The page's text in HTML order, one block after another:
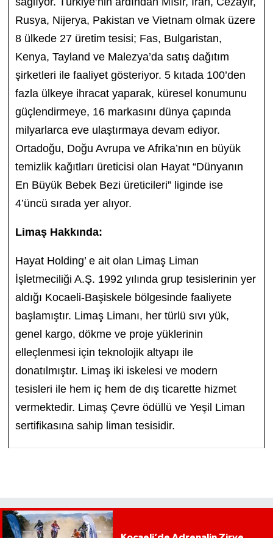
Rusya, Nijerya, Pakistan ve Vietnam olmak üzere
8 ülkede 27 üretim tesisi; Fas, Bulgaristan,
Kenya, Tayland ve Malezya’da satış dağıtım
şirketleri ile faaliyet gösteriyor. 5 kıtada 100’den
fazla ülkeye ihracat yaparak, küresel konumunu
güçlendirmeye, 16 markasını dünya çapında
milyarlarca eve ulaştırmaya devam ediyor.
Ortadoğu, Doğu Avrupa ve Afrika’nın en büyük
temizlik kağıtları üreticisi olan Hayat “Dünyanın
En Büyük Bebek Bezi üreticileri” liginde ise
4’üncü sırada yer alıyor.
Limaş Hakkında:
Hayat Holding’ e ait olan Limaş Liman
İşletmeciliği A.Ş. 1992 yılında grup tesislerinin yer
aldığı Kocaeli-Başiskele bölgesinde faaliyete
başlamıştır. Limaş Limanı, her türlü sıvı yük,
genel kargo, dökme ve proje yüklerinin
elleçlenmesi için teknolojik altyapı ile
donatılmıştır. Limaş iki iskelesi ve modern
tesisleri ile hem iç hem de dış ticarette hizmet
vermektedir. Limaş Çevre ödüllü ve Yeşil Liman
sertifikasına sahip liman tesisidir.